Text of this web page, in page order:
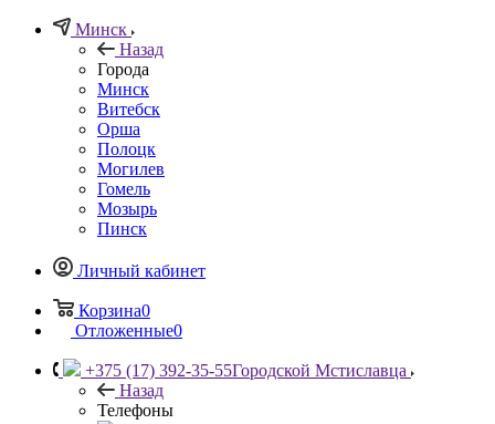
Минск
Назад
Города
Минск
Витебск
Орша
Полоцк
Могилев
Гомель
Мозырь
Пинск
Личный кабинет
Корзина0
Отложенные0
+375 (17) 392-35-55Городской Мстиславца
Назад
Телефоны